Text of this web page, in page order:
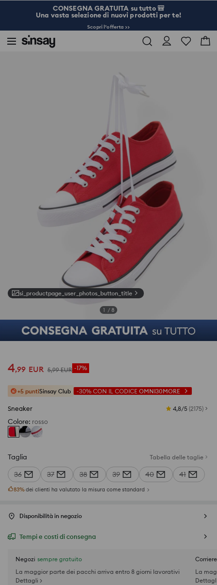
CONSEGNA GRATUITA su tutto 🎒
Una vasta selezione di nuovi prodotti per te!
Scopri l’offerta >>
si_productpage_user_photos_button_title
1 / 8
4,99 EUR 5,99 EUR -17%
+5 puntiSinsay Club -30% CON IL CODICE OMNI30MORE
Sneaker 4,8/5 (2175)
Colore: rosso
Taglia Tabella delle taglie
36 37 38 39 40 41
83%dei clienti ha valutato la misura come standard
Disponibilità in negozio
Tempi e costi di consegna
Negozi sempre gratuito
La maggior parte dei pacchi arriva entro 8 giorni lavorativi
Dettagli >
La